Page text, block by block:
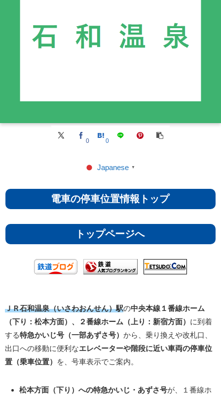
0 0
Japanese ▼
電車の停車位置情報トップ
トップページへ
ＪＲ石和温泉（いさわおんせん）駅の中央本線１番線ホーム
（下り：松本方面）、２番線ホーム（上り：新宿方面） に到着
する特急かいじ号（一部あずさ号） から、乗り換えや改札口、
出口への移動に便利なエレベーターや階段に近い車両の停車位
置（乗車位置）
を、号車表示でご案内。
松本方面（下り）への特急かいじ・あずさ号が、１番線ホ